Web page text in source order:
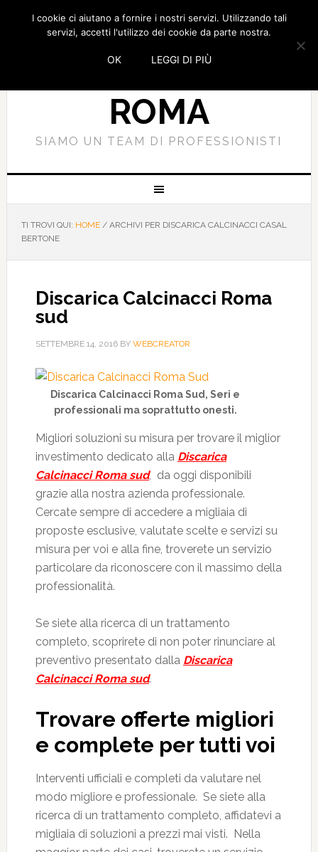
SMALTIMENTO
CALCINACCI
ROMA
SIAMO UN TEAM DI PROFESSIONISTI
TI TROVI QUI: HOME /ARCHIVI PER DISCARICA CALCINACCI CASAL
BERTONE
Discarica Calcinacci Roma
sud
SETTEMBRE 14, 2016BY WEBCREATOR
Discarica Calcinacci Roma Sud, Seri e
professionali ma soprattutto onesti.
Migliori soluzioni su misura per trovare il miglior
investimento dedicato alla Discarica
Calcinacci Roma sud, da oggi disponibili
grazie alla nostra azienda professionale.
Cercate sempre di accedere a migliaia di
proposte esclusive, valutate scelte e servizi su
misura per voi e alla fine, troverete un servizio
particolare da riconoscere con il massimo della
professionalità.
Se siete alla ricerca di un trattamento
completo, scoprirete di non poter rinunciare al
preventivo presentato dalla Discarica
Calcinacci Roma sud.
Trovare offerte migliori
e complete per tutti voi
Interventi ufficiali e completi da valutare nel
modo migliore e professionale. Se siete alla
ricerca di un trattamento completo, affidatevi a
migliaia di soluzioni a prezzi mai visti. Nella
I cookie ci aiutano a fornire i nostri servizi. Utilizzando tali
servizi, accetti l'utilizzo dei cookie da parte nostra.
OK LEGGI DI PIÙ